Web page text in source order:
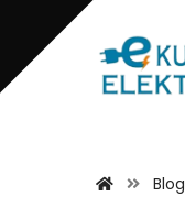
Blog